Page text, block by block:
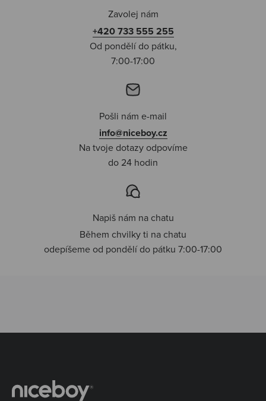
Zavolej nám
+420 733 555 255
Od pondělí do pátku,
7:00-17:00
Pošli nám e-mail
info@niceboy.cz
Na tvoje dotazy odpovíme
do 24 hodin
Napiš nám na chatu
Během chvilky ti na chatu
odepíšeme od pondělí do pátku 7:00-17:00